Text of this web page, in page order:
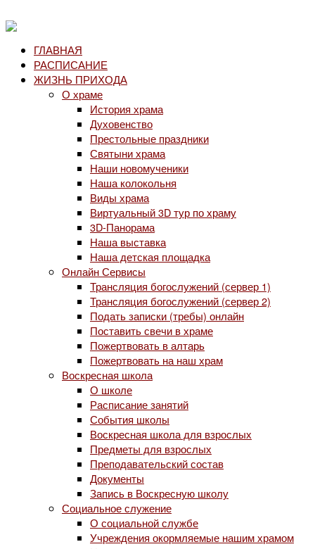
ГЛАВНАЯ
РАСПИСАНИЕ
ЖИЗНЬ ПРИХОДА
О храме
История храма
Духовенство
Престольные праздники
Святыни храма
Наши новомученики
Наша колокольня
Виды храма
Виртуальный 3D тур по храму
3D-Панорама
Наша выставка
Наша детская площадка
Онлайн Сервисы
Трансляция богослужений (сервер 1)
Трансляция богослужений (сервер 2)
Подать записки (требы) онлайн
Поставить свечи в храме
Пожертвовать в алтарь
Пожертвовать на наш храм
Воскресная школа
О школе
Расписание занятий
События школы
Воскресная школа для взрослых
Предметы для взрослых
Преподавательский состав
Документы
Запись в Воскресную школу
Социальное служение
О социальной службе
Учреждения окормляемые нашим храмом